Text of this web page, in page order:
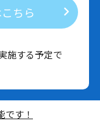
ちら
施する予定で
す！